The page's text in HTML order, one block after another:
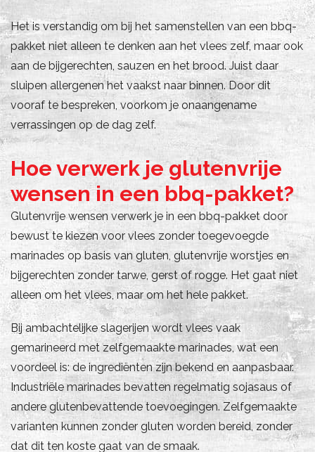
Het is verstandig om bij het samenstellen van een bbq-
pakket niet alleen te denken aan het vlees zelf, maar ook
aan de bijgerechten, sauzen en het brood. Juist daar
sluipen allergenen het vaakst naar binnen. Door dit
vooraf te bespreken, voorkom je onaangename
verrassingen op de dag zelf.
Hoe verwerk je glutenvrije
wensen in een bbq-pakket?
Glutenvrije wensen verwerk je in een bbq-pakket door
bewust te kiezen voor vlees zonder toegevoegde
marinades op basis van gluten, glutenvrije worstjes en
bijgerechten zonder tarwe, gerst of rogge. Het gaat niet
alleen om het vlees, maar om het hele pakket.
Bij ambachtelijke slagerijen wordt vlees vaak
gemarineerd met zelfgemaakte marinades, wat een
voordeel is: de ingrediënten zijn bekend en aanpasbaar.
Industriële marinades bevatten regelmatig sojasaus of
andere glutenbevattende toevoegingen. Zelfgemaakte
varianten kunnen zonder gluten worden bereid, zonder
dat dit ten koste gaat van de smaak.